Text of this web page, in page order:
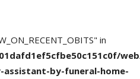
in
by-funeral-home-